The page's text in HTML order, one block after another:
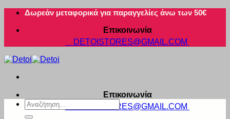
Μετάβαση
περιεχόμενο
Δωρεάν μεταφορικά για παραγγελίες άνω των 50€
Επικοινωνία
DETOISTORES@GMAIL.COM
Επικοινωνία
DETOISTORES@GMAIL.COM
Αναζήτηση
για: